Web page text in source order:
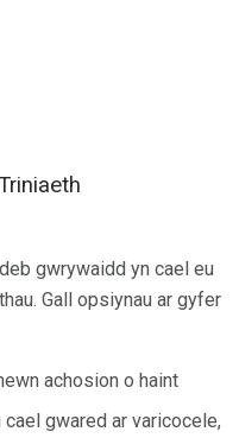
gwrywaidd yn cael eu
Gall opsiynau ar gyfer
achosion o haint
gwared ar varicocele,